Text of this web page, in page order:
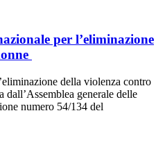
per l’eliminazione
della violenza contro
dall’Assemblea generale delle
numero 54/134 del